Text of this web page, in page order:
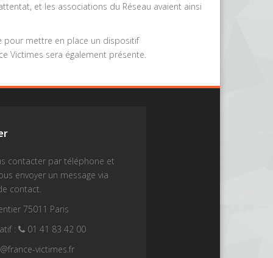
et les associations du Réseau avaient ainsi
pour mettre en place un dispositif
Victimes sera également présente.
contacter par téléphone et
envoyer un message via
contact.
75011 Paris
:
01 41 83 42 00
victimes.fr